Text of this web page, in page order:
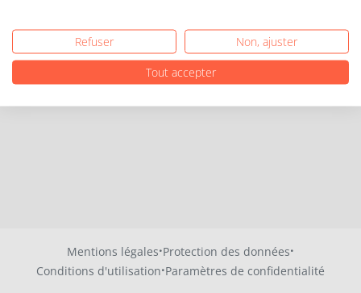
Mentions légales·Protection des données·
Conditions d'utilisation·Paramètres de confidentialité
Refuser
Non, ajuster
Tout accepter